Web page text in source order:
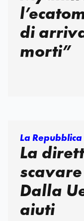
di
morti”
La Repubblica
La diretta Si
Dalla
aiuti